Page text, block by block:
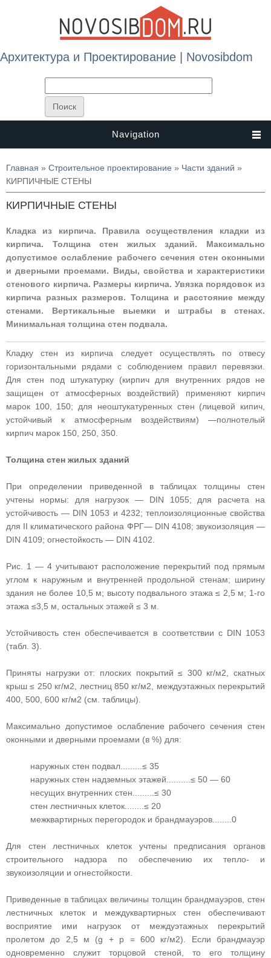
Архитектура и Проектирование | Novosibdom
Navigation
Вы здесь
Главная » Строительное проектирование » Части зданий »
КИРПИЧНЫЕ СТЕНЫ
КИРПИЧНЫЕ СТЕНЫ
Кладка из кирпича. Правила осуществления кладки из
кирпича. Толщина стен жилых зданий. Максимально
допустимое ослабление рабочего сечения стен оконными
и дверными проемами. Виды, свойства и характеристики
стенового кирпича. Размеры кирпича. Увязка порядовок из
кирпича разных размеров. Толщина и расстояние между
стенами. Вертикальные выемки и штрабы в стенах.
Минимальная толщина стен подвала.
Кладку стен из кирпича следует осуществлять по отвесу
горизонтальными рядами с соблюдением правил перевязки.
Для стен под штукатурку (кирпич для внутренних рядов не
защищен от атмосферных воздействий) применяют кирпич
марок 100, 150; для неоштукатуренных стен (лицевой кипич,
устойчивый к атмосферным воздействиям) —полнотелый
кирпич марок 150, 250, 350.
Толщина стен жилых зданий
При определении приведенной в таблицах толщины стен
учтены нормы: для нагрузок — DIN 1055; для расчета на
устойчивость — DIN 1053 и 4232; теплоизоляционные свойства
для II климатического района ФРГ— DIN 4108; звукоизоляция —
DIN 4109; огнестойкость — DIN 4102.
Рис. 1 — 4 учитывают расположение перекрытий под прямым
углом к наружным и внутренней продольной стенам; ширину
здания не более 10,5 м; высоту подвального этажа ≤ 2,5 м; 1-го
этажа ≤3,5 м, остальных этажей ≤ 3 м.
Устойчивость стен обеспечивается в соответствии с DIN 1053
(табл. 3).
Приняты нагрузки от: плоских покрытий ≤ 300 кг/м2, скатных
крыш ≤ 250 кг/м2, лестниц 850 кг/м2, междуэтажных перекрытий
400, 500, 600 кг/м2 (см. таблицы).
Максимально допустимое ослабление рабочего сечения стен
оконными и дверными проемами (в %) для:
наружных стен подвал.........≤ 35
наружных стен надземных этажей..........≤ 50 — 60
несущих внутренних стен.........≤ 30
стен лестничных клеток........≤ 20
межквартирных перегородок и брандмауэров........0
Для стен лестничных клеток учтены предписания органов
строительного надзора по обеспечению их тепло- и
звукоизоляции и огнестойкости.
Приведенные в таблицах величины толщин брандмауэров, стен
лестничных клеток и междуквартирных стен обеспечивают
восприятие ими нагрузок от междуэтажных перекрытий
пролетом до 2,5 м (g + p = 600 кг/м2). Если брандмауэр
одновременно служит торцовой стеной, то его толщину